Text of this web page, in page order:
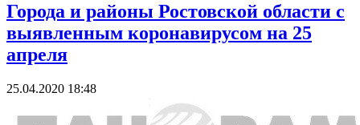
Города и районы Ростовской области с
выявленным коронавирусом на 25
апреля
25.04.2020 18:48